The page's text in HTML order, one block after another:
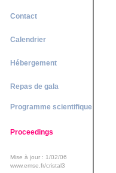
Contact
Calendrier
Hébergement
Repas de gala
Programme scientifique
Proceedings
Mise à jour : 1/02/06
www.emse.fr/cristal3